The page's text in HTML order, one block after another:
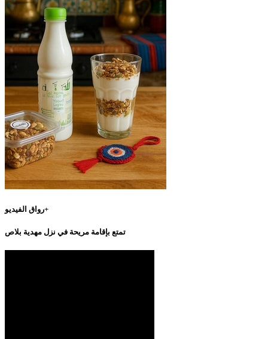
رواق الفيديو+
تمتع بإقامة مريحة في نزل مهدية بلاص